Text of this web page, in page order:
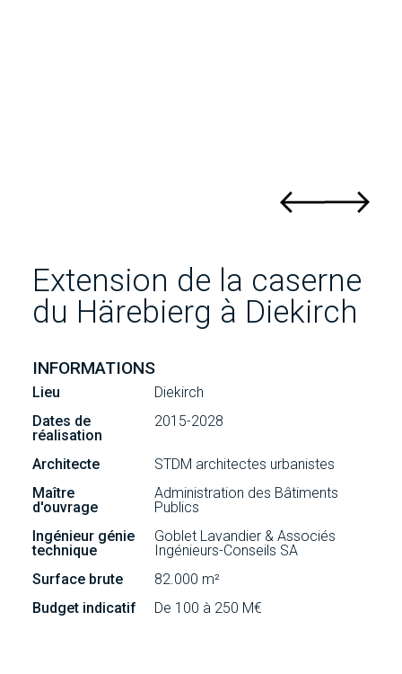
Extension de la caserne
du Härebierg à Diekirch
INFORMATIONS
Lieu
Diekirch
Dates de
réalisation
2015-2028
Architecte
STDM architectes urbanistes
Maître
d'ouvrage
Administration des Bâtiments
Publics
Ingénieur génie
technique
Goblet Lavandier & Associés
Ingénieurs-Conseils SA
Surface brute
82.000 m²
Budget indicatif
De 100 à 250 M€